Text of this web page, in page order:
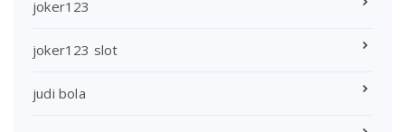
joker123
joker123 slot
judi bola